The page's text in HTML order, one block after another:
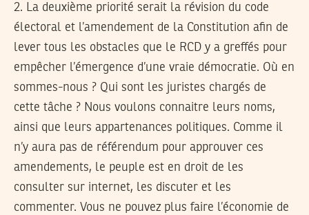
2. La deuxième priorité serait la révision du code
électoral et l’amendement de la Constitution afin de
lever tous les obstacles que le RCD y a greffés pour
empêcher l’émergence d’une vraie démocratie. Où en
sommes-nous ? Qui sont les juristes chargés de
cette tâche ? Nous voulons connaitre leurs noms,
ainsi que leurs appartenances politiques. Comme il
n’y aura pas de référendum pour approuver ces
amendements, le peuple est en droit de les
consulter sur internet, les discuter et les
commenter. Vous ne pouvez plus faire l’économie de